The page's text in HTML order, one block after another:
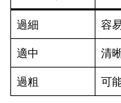
過細 容
適中 清
過粗 可